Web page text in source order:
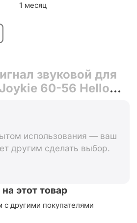
1 месяц
звуковой для
60-56 Hello
использования — ваш
другим сделать выбор.
этот товар
другими покупателями